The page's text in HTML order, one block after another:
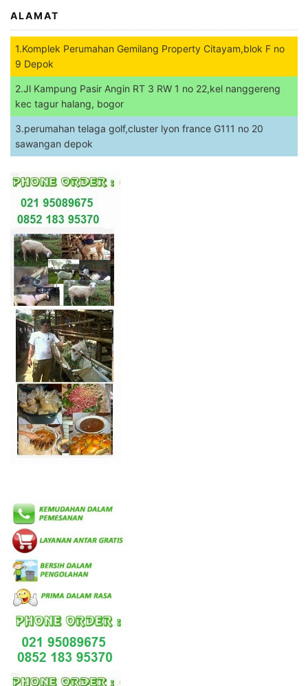
ALAMAT
1.Komplek Perumahan Gemilang Property Citayam,blok F no
9 Depok
2.Jl Kampung Pasir Angin RT 3 RW 1 no 22,kel nanggereng
kec tagur halang, bogor
3.perumahan telaga golf,cluster lyon france G111 no 20
sawangan depok